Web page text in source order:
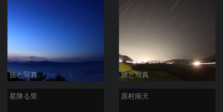
旅と写真 旅と写真
星降る里 原村南天